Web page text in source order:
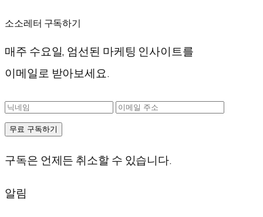
소소레터 구독하기
매주 수요일, 엄선된 마케팅 인사이트를
이메일로 받아보세요.
무료 구독하기
구독은 언제든 취소할 수 있습니다.
알림